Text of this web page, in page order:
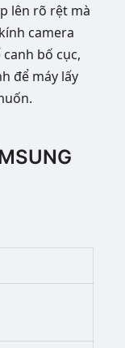
lên rõ rệt mà
camera
bố cục,
để máy lấy